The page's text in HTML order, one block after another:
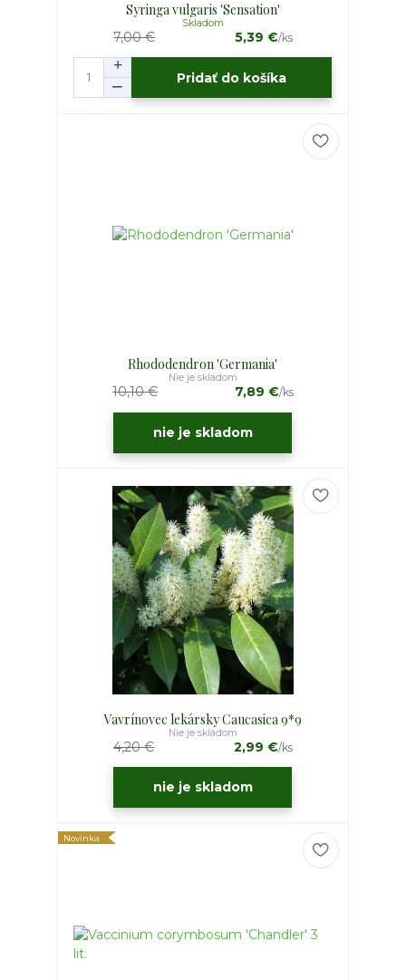
Syringa vulgaris 'Sensation'
7,00 € 5,39 €/ks
Skladom
Pridať do košíka
Rhododendron 'Germania'
10,10 € 7,89 €/ks
Nie je skladom
nie je skladom
Vavrínovec lekársky Caucasica 9*9
4,20 € 2,99 €/ks
Nie je skladom
nie je skladom
Novinka